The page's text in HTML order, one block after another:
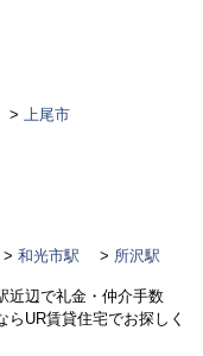
上尾市
和光市駅 所沢駅
近辺で礼金・仲介手数
UR賃貸住宅でお探しく